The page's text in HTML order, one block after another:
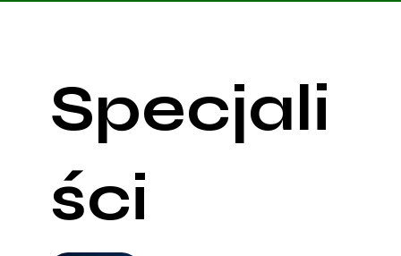
Należy powstrzymać się od aktywności
seksualnej na minimum 24 godziny przed
badaniem
Na 2 dni przed badaniem nie należy stosować
W dniu badania zaleca się normalną higienę
intymną. Należy jednak unikać używania
agresywnych środków myjących lub irygacji,
Specjali
ści